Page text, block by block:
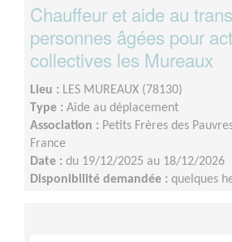
Chauffeur et aide au
personnes âgées pour
collectives les Mureaux
Lieu : LES MUREAUX (78130)
Type : Aide au déplacement
Association : Petits Frères des
France
Date : du 19/12/2025 au 18/12/2026
Disponibilité demandée : quelques